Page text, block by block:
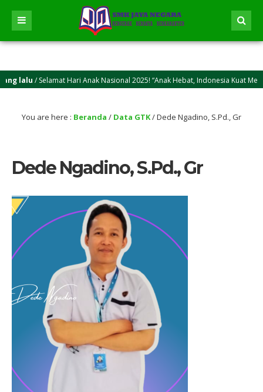
lalu / Selamat Hari Anak Nasional 2025! “Anak Hebat, Indonesia Kuat Menuju
lalu/ Selamat Idul Adha 2025M/1446 H! Semoga kasih sayang dan
You are here : Beranda / Data GTK/Dede Ngadino, S.Pd., Gr
Dede Ngadino, S.Pd., Gr